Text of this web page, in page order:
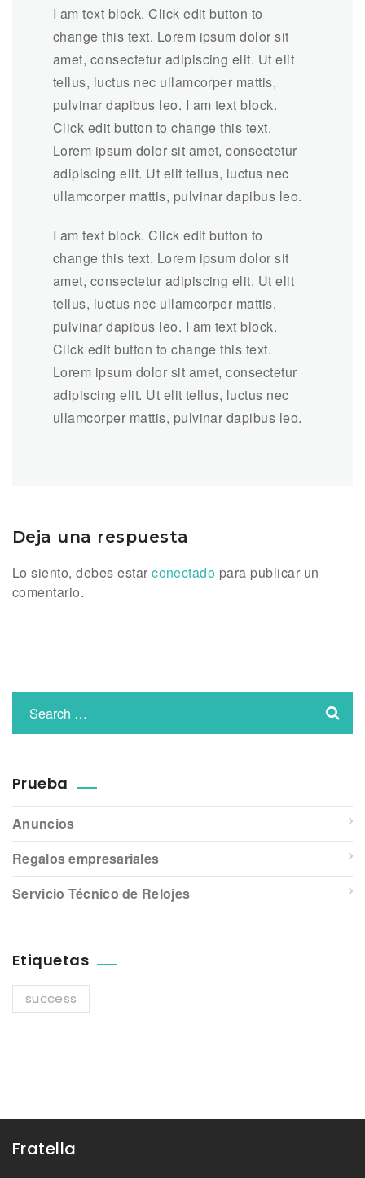
I am text block. Click edit button to
change this text. Lorem ipsum dolor sit
amet, consectetur adipiscing elit. Ut elit
tellus, luctus nec ullamcorper mattis,
pulvinar dapibus leo. I am text block.
Click edit button to change this text.
Lorem ipsum dolor sit amet, consectetur
adipiscing elit. Ut elit tellus, luctus nec
ullamcorper mattis, pulvinar dapibus leo.
I am text block. Click edit button to
change this text. Lorem ipsum dolor sit
amet, consectetur adipiscing elit. Ut elit
tellus, luctus nec ullamcorper mattis,
pulvinar dapibus leo. I am text block.
Click edit button to change this text.
Lorem ipsum dolor sit amet, consectetur
adipiscing elit. Ut elit tellus, luctus nec
ullamcorper mattis, pulvinar dapibus leo.
Deja una respuesta
Lo siento, debes estarconectado para publicar un
comentario.
Prueba
Anuncios
Regalos empresariales
Servicio Técnico de Relojes
Etiquetas
success
Fratella